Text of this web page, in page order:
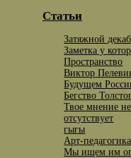
Статьи
Затяжной
Заметка у
Пространство
Виктор
Будущем
Бегство
Твое мнение
отсутствует
гыгы
Арт-педагогика
Мы ищем им